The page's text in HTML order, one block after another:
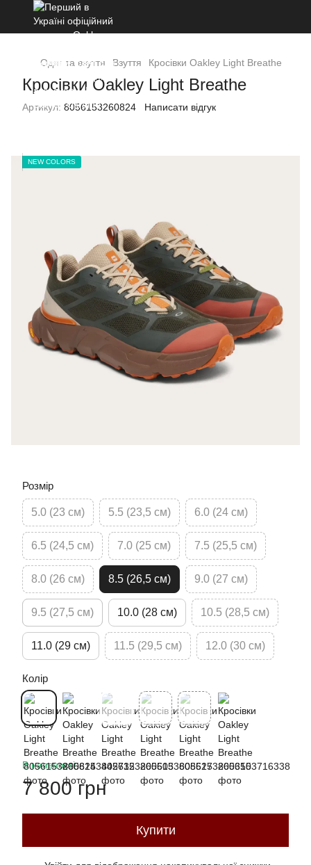
Одяг та взуття Взуття Кросівки Oakley Light Breathe
Кросівки Oakley Light Breathe
Артикул: 8056153260824 Написати відгук
NEW COLORS
Розмір
5.0 (23 см) 5.5 (23,5 см) 6.0 (24 см)
6.5 (24,5 см) 7.0 (25 см) 7.5 (25,5 см)
8.0 (26 см) 8.5 (26,5 см) 9.0 (27 см)
9.5 (27,5 см) 10.0 (28 см) 10.5 (28,5 см)
11.0 (29 см) 11.5 (29,5 см) 12.0 (30 см)
Колір
В наявності
7 800 грн
Купити